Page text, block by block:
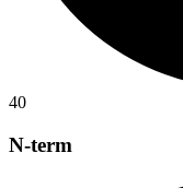
40
N-term